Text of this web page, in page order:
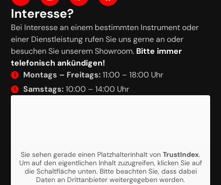
Interesse?
Bei Interesse an einem bestimmten Instrument oder
einer Dienstleistung rufen Sie uns gerne an oder
besuchen Sie unserem Showroom. Bitte immer
telefonisch ankündigen!
Montags – Freitags:11:00 – 18:00 Uhr
Samstags:10:00 – 14:00 Uhr
Sie sehen gerade einen Platzhalterinhalt von TrustIndex.
Um auf den eigentlichen Inhalt zuzugreifen, klicken Sie auf
die Schaltfläche unten. Bitte beachten Sie, dass dabei
Daten an Drittanbieter weitergegeben werden.